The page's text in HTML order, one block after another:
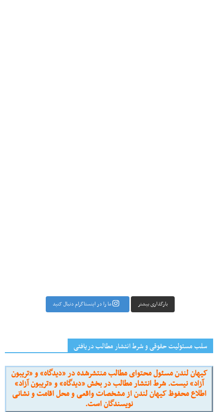
بارگذاری بیشتر ما را در اینستاگرام دنبال کنید
سلب مسئولیت حقوقی و شرط انتشار مطالب دریافتی
کیهان لندن مسئول محتوای مطالب منتشرشده در «دیدگاه» و «تریبون
آزاد» نیست. شرط انتشار مطالب در بخش «دیدگاه» و «تریبون آزاد»
اطلاع محفوظ کیهان لندن از مشخصات واقعی و محل اقامت و نشانی
نویسندگان است.